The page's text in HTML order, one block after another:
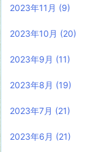
2023年11月 (9)
2023年10月 (20)
2023年9月 (11)
2023年8月 (19)
2023年7月 (21)
2023年6月 (21)